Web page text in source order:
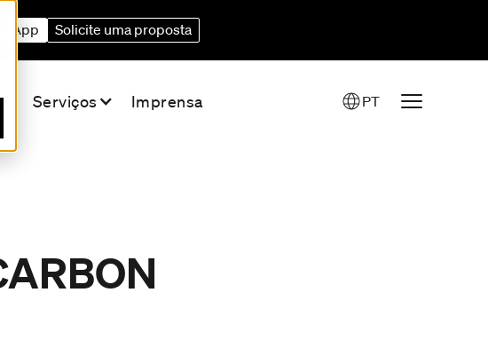
Solicite uma proposta
Serviços Imprensa PT